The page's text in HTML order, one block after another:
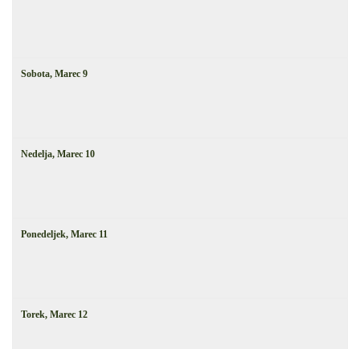
Sobota, Marec 9
Nedelja, Marec 10
Ponedeljek, Marec 11
Torek, Marec 12